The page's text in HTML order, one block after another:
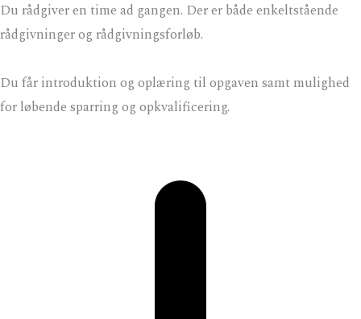
Du rådgiver en time ad gangen. Der er både enkeltstående
rådgivninger og rådgivningsforløb.
Du får introduktion og oplæring til opgaven samt mulighed
for løbende sparring og opkvalificering.